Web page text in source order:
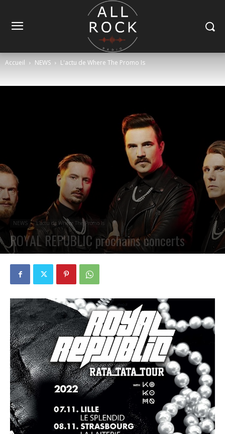
Accueil NEWS L'actu de Where The Promo Is
NEWS L'actu de Where The Promo Is
ROYAL REPUBLIC prochains concerts
PAR PETE CIRCLE 26 OCTOBRE 2022 0